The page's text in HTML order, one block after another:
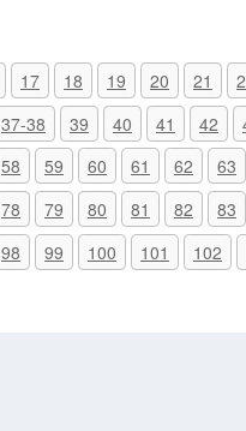
17 18 19 20 21
37-38 39 40 41 42
58 59 60 61 62 63
78 79 80 81 82 83
98 99 100 101 102